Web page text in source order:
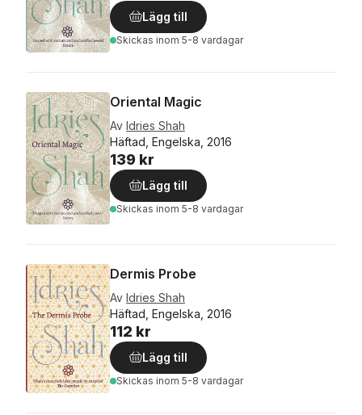
Lägg till
Skickas inom 5-8 vardagar
Oriental Magic
Av Idries Shah
Häftad, Engelska, 2016
139 kr
Lägg till
Skickas inom 5-8 vardagar
Dermis Probe
Av Idries Shah
Häftad, Engelska, 2016
112 kr
Lägg till
Skickas inom 5-8 vardagar